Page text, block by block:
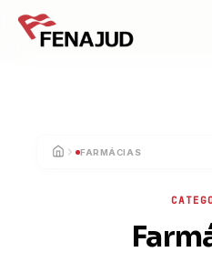
INÍCIOFARMÁCIAS